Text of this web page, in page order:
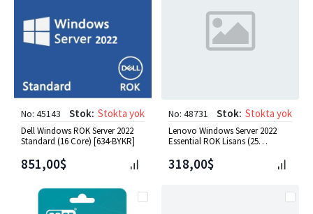
No: 45143 Stok: Stokta yok
Dell Windows ROK Server 2022
Standard (16 Core) [634-BYKR]
851,00$
No: 48731 Stok: Stokta yok
Lenovo Windows Server 2022
Essential ROK Lisans (25
318,00$